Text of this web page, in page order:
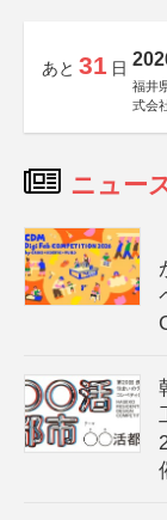
あと 31 日
福井
式会
ニュー